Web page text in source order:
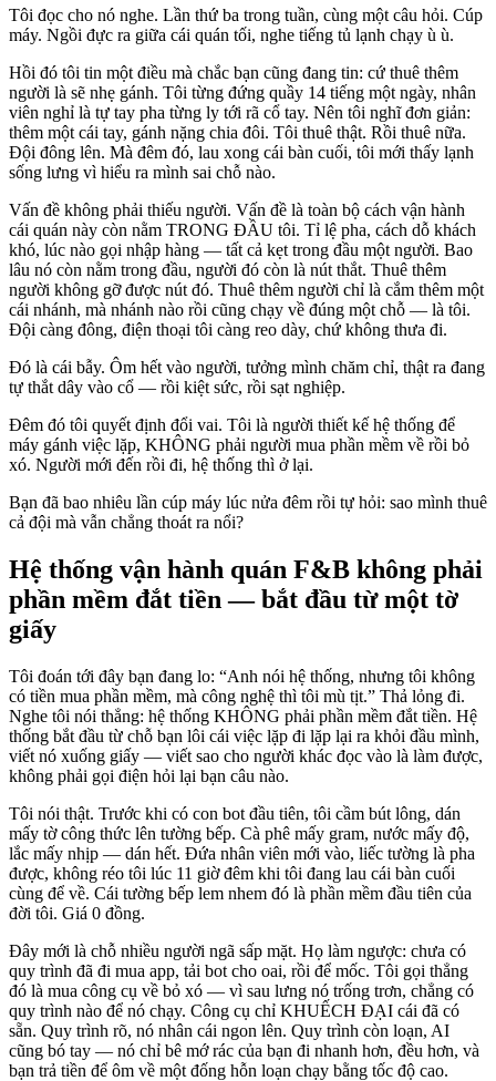
Tôi đọc cho nó nghe. Lần thứ ba trong tuần, cùng một câu hỏi. Cúp
máy. Ngồi đực ra giữa cái quán tối, nghe tiếng tủ lạnh chạy ù ù.
Hồi đó tôi tin một điều mà chắc bạn cũng đang tin: cứ thuê thêm
người là sẽ nhẹ gánh. Tôi từng đứng quầy 14 tiếng một ngày, nhân
viên nghỉ là tự tay pha từng ly tới rã cổ tay. Nên tôi nghĩ đơn giản:
thêm một cái tay, gánh nặng chia đôi. Tôi thuê thật. Rồi thuê nữa.
Đội đông lên. Mà đêm đó, lau xong cái bàn cuối, tôi mới thấy lạnh
sống lưng vì hiểu ra mình sai chỗ nào.
Vấn đề không phải thiếu người. Vấn đề là toàn bộ cách vận hành
cái quán này còn nằm TRONG ĐẦU tôi. Tỉ lệ pha, cách dỗ khách
khó, lúc nào gọi nhập hàng — tất cả kẹt trong đầu một người. Bao
lâu nó còn nằm trong đầu, người đó còn là nút thắt. Thuê thêm
người không gỡ được nút đó. Thuê thêm người chỉ là cắm thêm một
cái nhánh, mà nhánh nào rồi cũng chạy về đúng một chỗ — là tôi.
Đội càng đông, điện thoại tôi càng reo dày, chứ không thưa đi.
Đó là cái bẫy. Ôm hết vào người, tưởng mình chăm chỉ, thật ra đang
tự thắt dây vào cổ — rồi kiệt sức, rồi sạt nghiệp.
Đêm đó tôi quyết định đổi vai. Tôi là người thiết kế hệ thống để
máy gánh việc lặp, KHÔNG phải người mua phần mềm về rồi bỏ
xó. Người mới đến rồi đi, hệ thống thì ở lại.
Bạn đã bao nhiêu lần cúp máy lúc nửa đêm rồi tự hỏi: sao mình thuê
cả đội mà vẫn chẳng thoát ra nổi?
Hệ thống vận hành quán F&B không phải
phần mềm đắt tiền — bắt đầu từ một tờ
giấy
Tôi đoán tới đây bạn đang lo: “Anh nói hệ thống, nhưng tôi không
có tiền mua phần mềm, mà công nghệ thì tôi mù tịt.” Thả lỏng đi.
Nghe tôi nói thẳng: hệ thống KHÔNG phải phần mềm đắt tiền. Hệ
thống bắt đầu từ chỗ bạn lôi cái việc lặp đi lặp lại ra khỏi đầu mình,
viết nó xuống giấy — viết sao cho người khác đọc vào là làm được,
không phải gọi điện hỏi lại bạn câu nào.
Tôi nói thật. Trước khi có con bot đầu tiên, tôi cầm bút lông, dán
mấy tờ công thức lên tường bếp. Cà phê mấy gram, nước mấy độ,
lắc mấy nhịp — dán hết. Đứa nhân viên mới vào, liếc tường là pha
được, không réo tôi lúc 11 giờ đêm khi tôi đang lau cái bàn cuối
cùng để về. Cái tường bếp lem nhem đó là phần mềm đầu tiên của
đời tôi. Giá 0 đồng.
Đây mới là chỗ nhiều người ngã sấp mặt. Họ làm ngược: chưa có
quy trình đã đi mua app, tải bot cho oai, rồi để mốc. Tôi gọi thẳng
đó là mua công cụ về bỏ xó — vì sau lưng nó trống trơn, chẳng có
quy trình nào để nó chạy. Công cụ chỉ KHUẾCH ĐẠI cái đã có
sẵn. Quy trình rõ, nó nhân cái ngon lên. Quy trình còn loạn, AI
cũng bó tay — nó chỉ bê mớ rác của bạn đi nhanh hơn, đều hơn, và
bạn trả tiền để ôm về một đống hỗn loạn chạy bằng tốc độ cao.